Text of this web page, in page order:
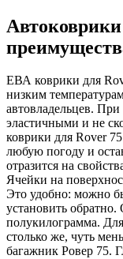
ЕВА коврики для
низким
автовладельцев.
эластичными и не
коврики для Rover
любую погоду и
отразится на
Ячейки на
Это удобно: можно
установить
полукилограмма.
столько же, чуть
багажник Ровер 75.